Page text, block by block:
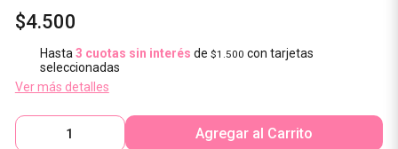
$4.500
Hasta3 cuotas sin interés de $1.500 con tarjetas
seleccionadas
Ver más detalles
Agregar al Carrito